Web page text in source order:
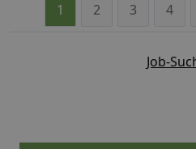
1 2 3 4
Job-